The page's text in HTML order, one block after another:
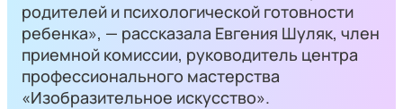
родителей и психологической готовности
ребенка», — рассказала Евгения Шуляк, член
приемной комиссии, руководитель центра
профессионального мастерства
«Изобразительное искусство».